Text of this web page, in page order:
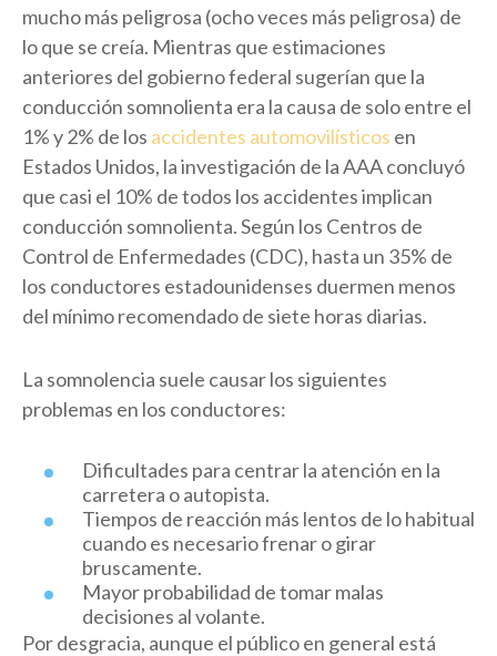
mucho más peligrosa (ocho veces más peligrosa) de
lo que se creía. Mientras que estimaciones
anteriores del gobierno federal sugerían que la
conducción somnolienta era la causa de solo entre el
1% y 2% de los accidentes automovilísticos en
Estados Unidos, la investigación de la AAA concluyó
que casi el 10% de todos los accidentes implican
conducción somnolienta. Según los Centros de
Control de Enfermedades (CDC), hasta un 35% de
los conductores estadounidenses duermen menos
del mínimo recomendado de siete horas diarias.
La somnolencia suele causar los siguientes
problemas en los conductores:
Dificultades para centrar la atención en la
carretera o autopista.
Tiempos de reacción más lentos de lo habitual
cuando es necesario frenar o girar
bruscamente.
Mayor probabilidad de tomar malas
decisiones al volante.
Por desgracia, aunque el público en general está